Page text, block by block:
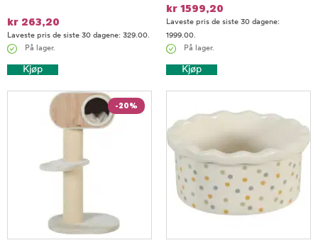
kr 263,20
Laveste pris de siste 30 dagene: 329.00.
På lager.
Kjøp
kr 1599,20
Laveste pris de siste 30 dagene:
1999.00.
På lager.
Kjøp
-20%